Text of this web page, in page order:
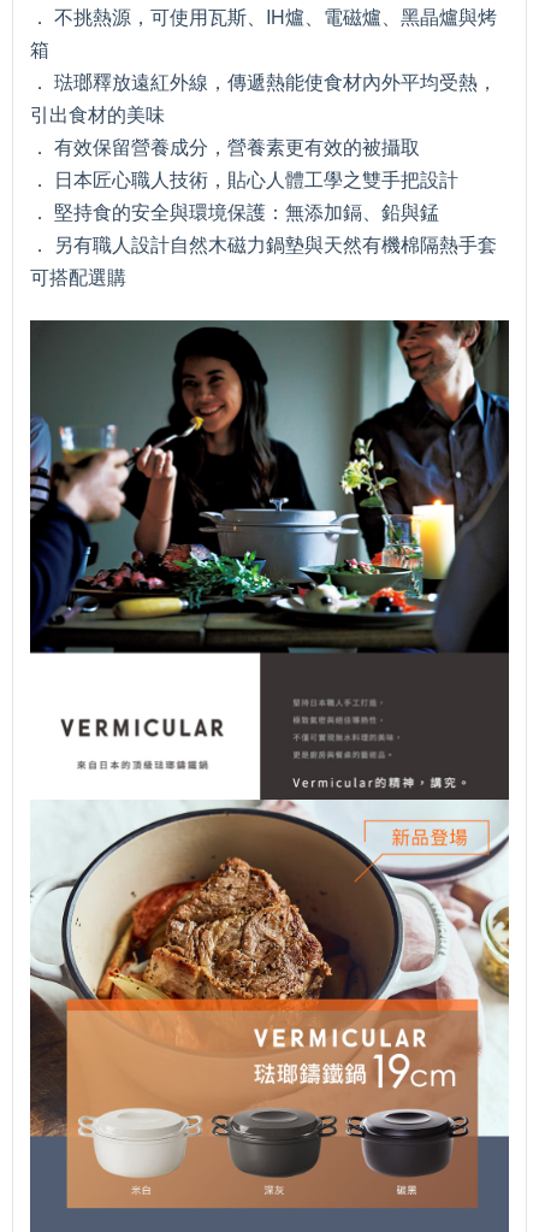
． 不挑熱源，可使用瓦斯、IH爐、電磁爐、黑晶爐與烤
箱
． 琺瑯釋放遠紅外線，傳遞熱能使食材內外平均受熱，
引出食材的美味
． 有效保留營養成分，營養素更有效的被攝取
． 日本匠心職人技術，貼心人體工學之雙手把設計
． 堅持食的安全與環境保護：無添加鎘、鉛與錳
． 另有職人設計自然木磁力鍋墊與天然有機棉隔熱手套
可搭配選購